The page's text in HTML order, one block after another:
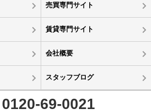
売買専門サイト
賃貸専門サイト
会社概要
スタッフブログ
0120-69-0021